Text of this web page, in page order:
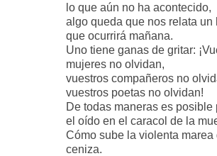
lo que aún no ha acontecido,
algo queda que nos relata un
que ocurrirá mañana.
Uno tiene ganas de gritar:
mujeres no olvidan,
vuestros compañeros no
vuestros poetas no olvidan!
De todas maneras es posible
el oído en el caracol de la
Cómo sube la violenta marea
ceniza.